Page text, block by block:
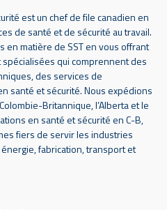
est un chef de file canadien en
de santé et de sécurité au travail.
en matière de SST en vous offrant
qui comprennent des
des services de
santé et sécurité. Nous expédions
Britannique, l’Alberta et le
en santé et sécurité en C-B,
fiers de servir les industries
fabrication, transport et